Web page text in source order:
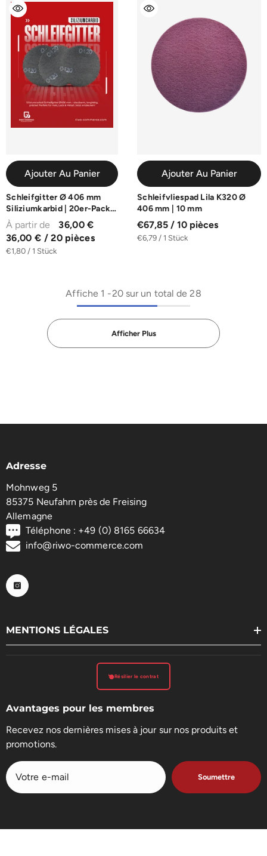
Ajouter Au Panier
Schleifgitter Ø 406 mm
Siliziumkarbid | 20er-Pack |
K40-K180
À partir de
36,00 €
36,00 € / 20 pièces
€1,80 / 1 Stück
Ajouter Au Panier
Schleifvliespad Lila K320 Ø
406 mm | 10 mm
€67,85 / 10 pièces
€6,79 / 1 Stück
Affiche 1 -20sur un total de 28
Afficher Plus
Adresse
Mohnweg 5
85375 Neufahrn près de Freising
Allemagne
Téléphone : +49 (0) 8165 66634
info@riwo-commerce.com
MENTIONS LÉGALES
Résilier le contrat
Avantages pour les membres
Recevez nos dernières mises à jour sur nos produits et
promotions.
Soumettre